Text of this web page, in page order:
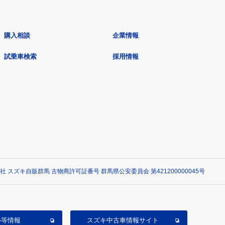
購入相談
試乗車検索
企業情報
採用情報
スズキ自販群馬 古物商許可証番号 群馬県公安委員会 第421200000045号
情報 スズキ中古車情報サイト